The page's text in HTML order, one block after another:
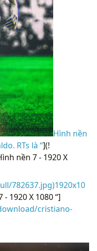
Hình nền
RTs là “](!
nền 7 - 1920 X
782637.jpg)1920x10
1920 X 1080 “]
cristiano-